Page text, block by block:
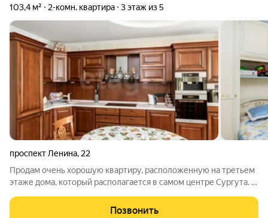
103,4 м² 2-комн. квартира 3 этаж из 5
проспект Ленина, 22
Продам очень хорошую квартиру, расположенную на третьем
этаже дома, который располагается в самом центре Сургута. В
Установлена качественная электрика. Отличные
Позвонить